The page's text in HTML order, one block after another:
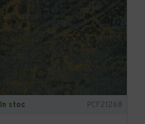
In stoc PCF21268